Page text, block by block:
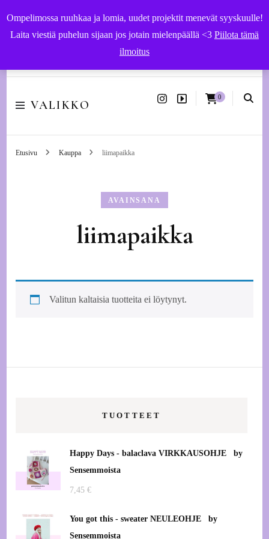
Ompelimossa ruuhkaa ja lomia, uudet projektit menevät syyskuulle!
Laita viestiä puhelun sijaan jos jotain mielenpäällä <3 Piilota tämä
ilmoitus
VALIKKO
0
Etusivu Kauppa liimapaikka
AVAINSANA
liimapaikka
Valitun kaltaisia tuotteita ei löytynyt.
TUOTTEET
Happy Days - balaclava VIRKKAUSOHJE by
Sensemmoista
7,45€
You got this - sweater NEULEOHJE by
Sensemmoista